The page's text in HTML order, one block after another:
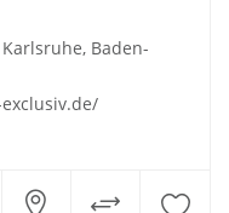
Baden-